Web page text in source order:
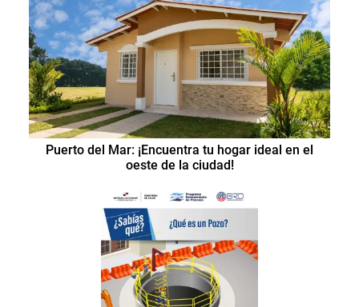
Puerto del Mar: ¡Encuentra tu hogar ideal en el
oeste de la ciudad!